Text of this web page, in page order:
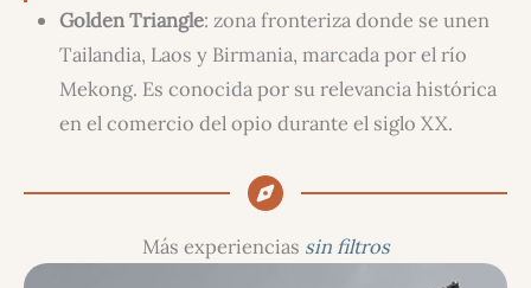
Golden Triangle: zona fronteriza donde se unen
Tailandia, Laos y Birmania, marcada por el río
Mekong. Es conocida por su relevancia histórica
en el comercio del opio durante el siglo XX.
Más experiencias sin filtros